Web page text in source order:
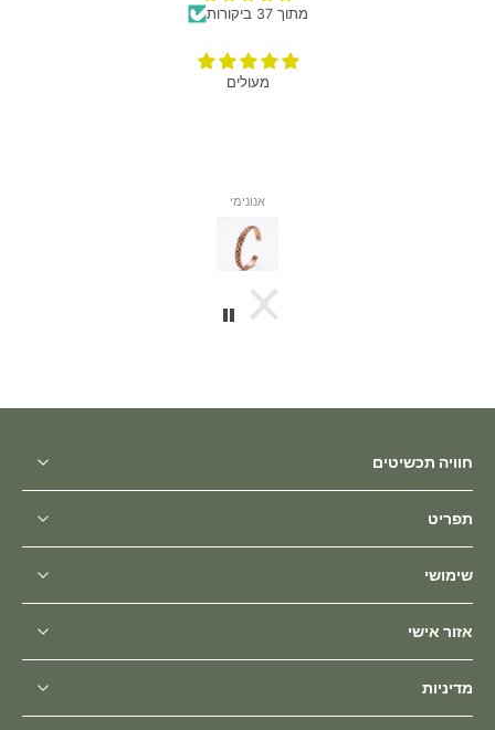
מתוך 37 ביקורות
מעולים
אנונימי
חוויה תכשיטים
תפריט
שימושי
אזור אישי
מדיניות